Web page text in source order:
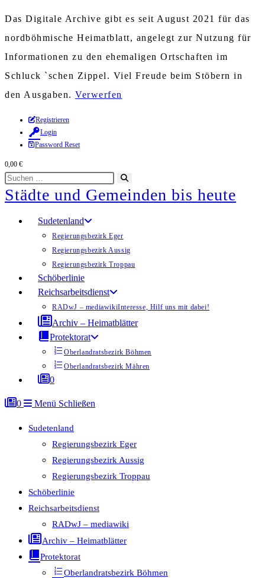
Das Digitale Archive gibt es seit August 2021 für das
nordböhmische Heimatblatt, angelegt zur Nutzung für
Informationen zu den ehemaligen Ortschaften im
Schluck `schen Zippel. Viel Freude beim Stöbern in
den Ausgaben. Verwerfen
Zum
Inhalt
springen
Registrieren
Login
Password Reset
0,00 €
Diese
Website
durchsuchen
starten
Städte und Gemeinden bis heute
Sudetenland
Regierungsbezirk Eger
Regierungsbezirk Aussig
Regierungsbezirk Troppau
Schöberlinie
Reichsarbeitsdienst
RADwJ – mediawikiInteresse, Hilf uns mit dabei!
Archiv – Heimatblätter
Protektorat
Oberlandratsbezirk Böhmen
Oberlandratsbezirk Mähren
0
0 Menü Schließen
Sudetenland
Regierungsbezirk Eger
Regierungsbezirk Aussig
Regierungsbezirk Troppau
Schöberlinie
Reichsarbeitsdienst
RADwJ – mediawiki
Archiv – Heimatblätter
Protektorat
Oberlandratsbezirk Böhmen